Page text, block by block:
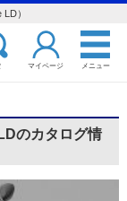
）
マイページ メニュー
のカタログ情